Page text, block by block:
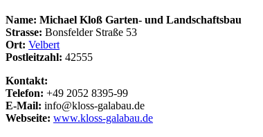
Name: Michael Kloß Garten- und Landschaftsbau
Strasse: Bonsfelder Straße 53
Ort: Velbert
Postleitzahl: 42555
Kontakt:
Telefon: +49 2052 8395-99
E-Mail: info@kloss-galabau.de
Webseite: www.kloss-galabau.de